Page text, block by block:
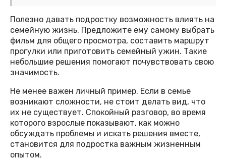
Полезно давать подростку возможность влиять на
семейную жизнь. Предложите ему самому выбрать
фильм для общего просмотра, составить маршрут
прогулки или приготовить семейный ужин. Такие
небольшие решения помогают почувствовать свою
значимость.
Не менее важен личный пример. Если в семье
возникают сложности, не стоит делать вид, что
их не существует. Спокойный разговор, во время
которого взрослые показывают, как можно
обсуждать проблемы и искать решения вместе,
становится для подростка важным жизненным
опытом.